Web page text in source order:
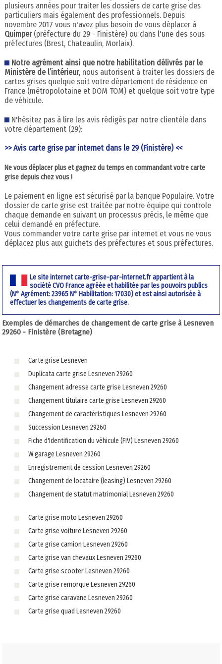
plusieurs années pour traiter les dossiers de carte grise des
particuliers mais également des professionnels. Depuis
novembre 2017 vous n'avez plus besoin de vous déplacer à
Quimper(préfecture du 29 - Finistère) ou dans l'une des sous
préfectures (Brest, Chateaulin, Morlaix).
Notre agrément ainsi que notre habilitation délivrés par le
Ministère de l’intérieur, nous autorisent à traiter les dossiers de
cartes grises quelque soit votre département de résidence en
France (métropolotaine et DOM TOM) et quelque soit votre type
de véhicule.
N'hésitez pas à lire les avis rédigés par notre clientèle dans
votre département (29):
>> Avis carte grise par internet dans le 29 (Finistère) <<
Ne vous déplacer plus et gagnez du temps en commandant votre carte
grise depuis chez vous !
Le paiement en ligne est sécurisé par la banque Populaire. Votre
dossier de carte grise est traitée par notre équipe qui controle
chaque demande en suivant un processus précis, le même que
celui demandé en préfecture.
Vous commander votre carte grise par internet et vous ne vous
déplacez plus aux guichets des préfectures et sous préfectures.
Le site internet carte-grise-par-internet.fr appartient à la
société CVO France agréée et habilitée par les pouvoirs publics
(N° Agrément: 23965 N° Habilitation: 17030) et est ainsi autorisée à
effectuer les changements de carte grise.
Exemples de démarches de changement de carte grise à Lesneven
29260 - Finistère (Bretagne)
Carte grise Lesneven
Duplicata carte grise Lesneven 29260
Changement adresse carte grise Lesneven 29260
Changement titulaire carte grise Lesneven 29260
Changement de caractéristiques Lesneven 29260
Succession Lesneven 29260
Fiche d'Identification du véhicule (FIV) Lesneven 29260
W garage Lesneven 29260
Enregistrement de cession Lesneven 29260
Changement de locataire (leasing) Lesneven 29260
Changement de statut matrimonial Lesneven 29260
Carte grise moto Lesneven 29260
Carte grise voiture Lesneven 29260
Carte grise camion Lesneven 29260
Carte grise van chevaux Lesneven 29260
Carte grise scooter Lesneven 29260
Carte grise remorque Lesneven 29260
Carte grise caravane Lesneven 29260
Carte grise quad Lesneven 29260